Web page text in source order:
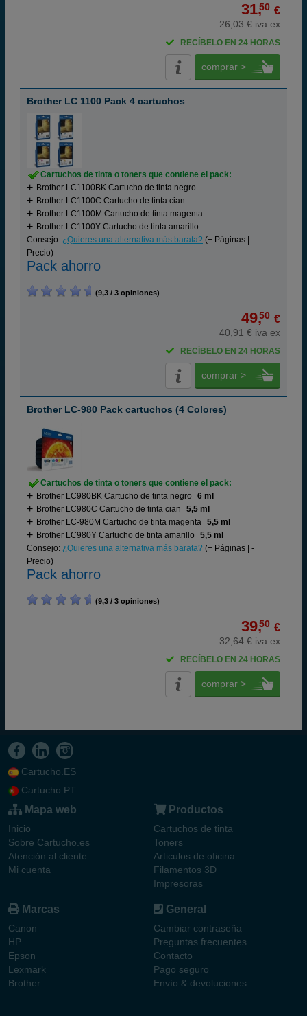
31,50 €
26,03 € iva ex
RECÍBELO EN 24 HORAS
comprar >
Brother LC 1100 Pack 4 cartuchos
Cartuchos de tinta o toners que contiene el pack:
Brother LC1100BK Cartucho de tinta negro
Brother LC1100C Cartucho de tinta cian
Brother LC1100M Cartucho de tinta magenta
Brother LC1100Y Cartucho de tinta amarillo
Consejo: ¿Quieres una alternativa más barata? (+ Páginas | -
Precio)
Pack ahorro
(9,3 / 3 opiniones)
49,50 €
40,91 € iva ex
RECÍBELO EN 24 HORAS
comprar >
Brother LC-980 Pack cartuchos (4 Colores)
Cartuchos de tinta o toners que contiene el pack:
Brother LC980BK Cartucho de tinta negro
6 ml
Brother LC980C Cartucho de tinta cian
5,5 ml
Brother LC-980M Cartucho de tinta magenta 5,5 ml
Brother LC980Y Cartucho de tinta amarillo
5,5 ml
Consejo: ¿Quieres una alternativa más barata? (+ Páginas | -
Precio)
Pack ahorro
(9,3 / 3 opiniones)
39,50 €
32,64 € iva ex
RECÍBELO EN 24 HORAS
comprar >
Cartucho.ES
Cartucho.PT
Mapa web
Inicio
Sobre Cartucho.es
Atención al cliente
Mi cuenta
Productos
Cartuchos de tinta
Toners
Articulos de oficina
Filamentos 3D
Impresoras
Marcas
Canon
HP
Epson
Lexmark
Brother
General
Cambiar contraseña
Preguntas frecuentes
Contacto
Pago seguro
Envío & devoluciones